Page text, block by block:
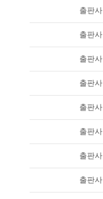
출판사
출판사
출판사
출판사
출판사
출판사
출판사
출판사